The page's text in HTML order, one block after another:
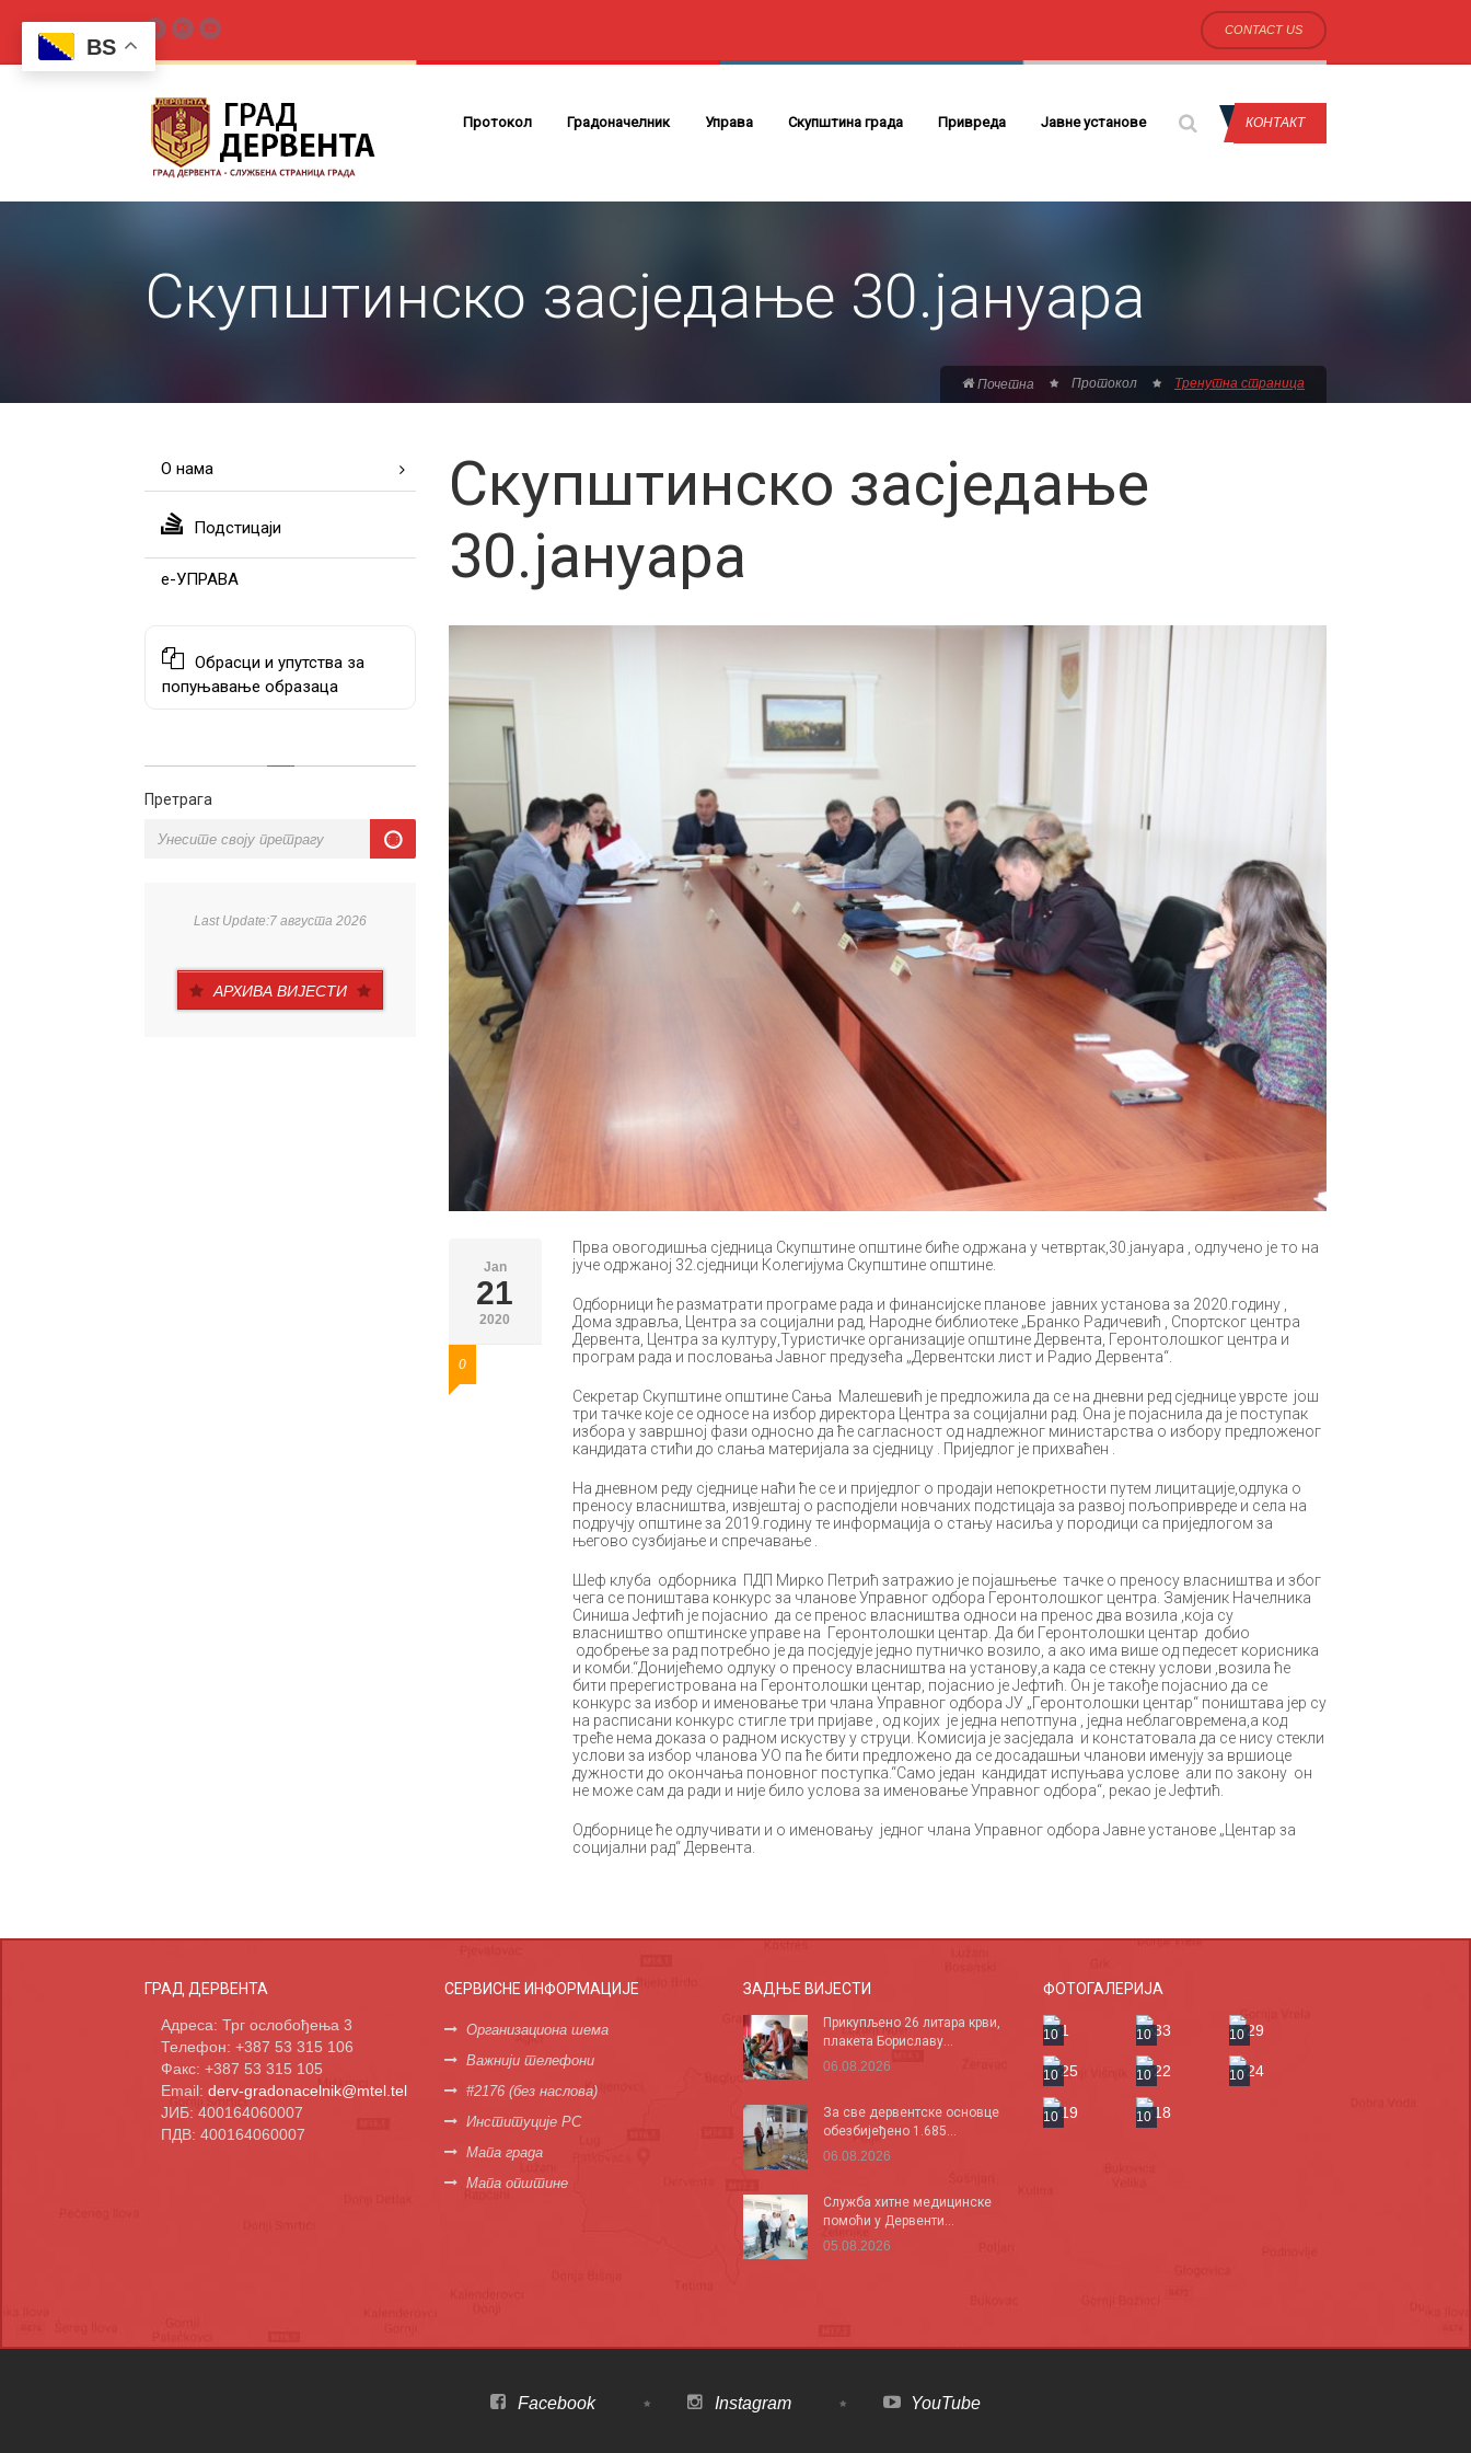
CONTACT US
Протокол Градоначелник Управа Скупштина града Привреда Јавне установе КОНТАКТ
Скупштинско засједање 30.јануара
Почетна Протокол Тренутна страница
О нама
Подстицаји
е-УПРАВА
Обрасци и упутства за
попуњавање образаца
Претрага
Last Update:7 августа 2026
АРХИВА ВИЈЕСТИ
Скупштинско засједање
30.јануара
Jan
21
2020
0
Прва овогодишња сједница Скупштине општине биће одржана у четвртак,30.јануара , одлучено је то на
јуче одржаној 32.сједници Колегијума Скупштине општине.
Одборници ће разматрати програме рада и финансијске планове јавних установа за 2020.годину ,
Дома здравља, Центра за социјални рад, Народне библиотеке „Бранко Радичевић , Спортског центра
Дервента, Центра за културу,Туристичке организације општине Дервента, Геронтолошког центра и
програм рада и пословања Јавног предузећа „Дервентски лист и Радио Дервента“.
Секретар Скупштине општине Сања Малешевић је предложила да се на дневни ред сједнице уврсте још
три тачке које се односе на избор директора Центра за социјални рад. Она је појаснила да је поступак
избора у завршној фази односно да ће сагласност од надлежног министарства о избору предложеног
кандидата стићи до слања материјала за сједницу . Приједлог је прихваћен .
На дневном реду сједнице наћи ће се и приједлог о продаји непокретности путем лицитације,одлука о
преносу власништва, извјештај о расподјели новчаних подстицаја за развој пољопривреде и села на
подручју општине за 2019.годину те информација о стању насиља у породици са приједлогом за
његово сузбијање и спречавање .
Шеф клуба одборника ПДП Мирко Петрић затражио је појашњење тачке о преносу власништва и због
чега се поништава конкурс за чланове Управног одбора Геронтолошког центра. Замјеник Начелника
Синиша Јефтић је појаснио да се пренос власништва односи на пренос два возила ,која су
власништво општинске управе на Геронтолошки центар. Да би Геронтолошки центар добио
одобрење за рад потребно је да посједује једно путничко возило, а ако има више од педесет корисника
и комби.“Донијећемо одлуку о преносу власништва на установу,а када се стекну услови ,возила ће
бити пререгистрована на Геронтолошки центар, појаснио је Јефтић. Он је такође појаснио да се
конкурс за избор и именовање три члана Управног одбора ЈУ „Геронтолошки центар“ поништава јер су
на расписани конкурс стигле три пријаве , од којих је једна непотпуна , једна неблаговремена,а код
треће нема доказа о радном искуству у струци. Комисија је засједала и констатовала да се нису стекли
услови за избор чланова УО па ће бити предложено да се досадашњи чланови именују за вршиоце
дужности до окончања поновног поступка.“Само један кандидат испуњава услове али по закону он
не може сам да ради и није било услова за именовање Управног одбора“, рекао је Јефтић.
Одборнице ће одлучивати и о именовању једног члана Управног одбора Јавне установе „Центар за
социјални рад“ Дервента.
ГРАД ДЕРВЕНТА
Адреса: Трг ослобођења 3
Телефон: +387 53 315 106
Факс: +387 53 315 105
Email: derv-gradonacelnik@mtel.tel
ЈИБ: 400164060007
ПДВ: 400164060007
СЕРВИСНЕ ИНФОРМАЦИЈЕ
Организациона шема
Важнији телефони
#2176 (без наслова)
Институције РС
Мапа града
Мапа општине
ЗАДЊЕ ВИЈЕСТИ
Прикупљено 26 литара крви,
плакета Бориславу...
06.08.2026
За све дервентске основце
обезбијеђено 1.685...
06.08.2026
Служба хитне медицинске
помоћи у Дервенти...
05.08.2026
ФОТОГАЛЕРИЈА
10 10 10
10 10 10
10 10
Facebook Instagram YouTube
BS